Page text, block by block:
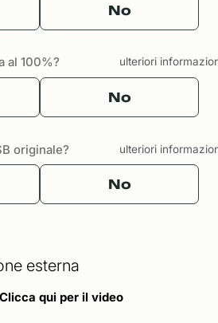
No
al 100%? ulteriori
No
originale? ulteriori
No
esterna
Clicca qui per il video